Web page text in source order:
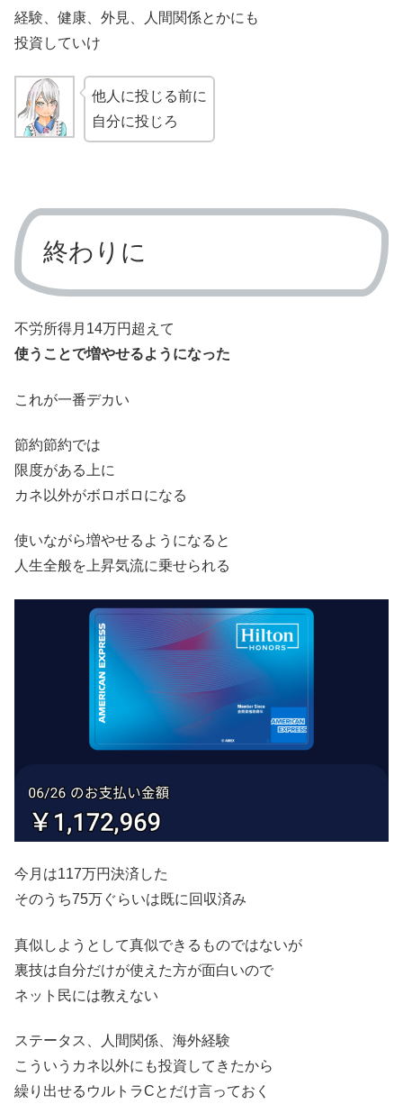
経験、健康、外見、人間関係とかにも
投資していけ
他人に投じる前に
自分に投じろ
終わりに
不労所得月14万円超えて
使うことで増やせるようになった
これが一番デカい
節約節約では
限度がある上に
カネ以外がボロボロになる
使いながら増やせるようになると
人生全般を上昇気流に乗せられる
今月は117万円決済した
そのうち75万ぐらいは既に回収済み
真似しようとして真似できるものではないが
裏技は自分だけが使えた方が面白いので
ネット民には教えない
ステータス、人間関係、海外経験
こういうカネ以外にも投資してきたから
繰り出せるウルトラCとだけ言っておく